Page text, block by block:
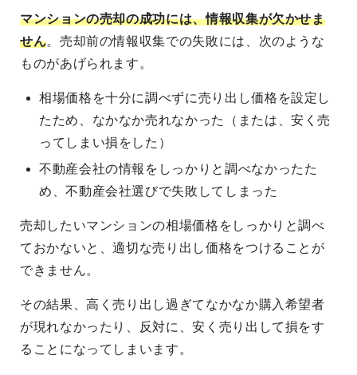
マンションの売却の成功には、情報収集が欠かせま
せん。売却前の情報収集での失敗には、次のような
ものがあげられます。
相場価格を十分に調べずに売り出し価格を設定し
たため、なかなか売れなかった（または、安く売
ってしまい損をした）
不動産会社の情報をしっかりと調べなかったた
め、不動産会社選びで失敗してしまった
売却したいマンションの相場価格をしっかりと調べ
ておかないと、適切な売り出し価格をつけることが
できません。
その結果、高く売り出し過ぎてなかなか購入希望者
が現れなかったり、反対に、安く売り出して損をす
ることになってしまいます。